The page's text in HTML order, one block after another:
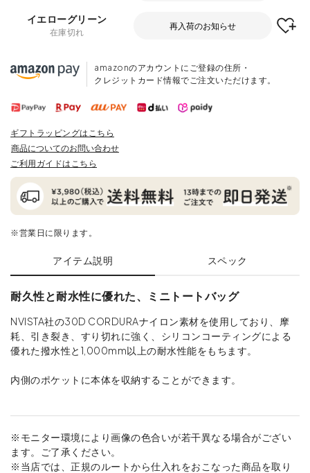
イエローグリーン
在庫切れ
再入荷のお知らせ
amazonのアカウントにご登録の住所・
クレジットカード情報でご注文いただけます。
ギフトラッピングはこちら
商品についてのお問い合わせ
ご利用ガイドはこちら
※営業日に限ります。
アイテム説明 スペック
耐久性と耐水性に優れた、ミニトートバッグ
NVISTA社の30D CORDURAナイロン素材を使用しており、摩
耗、引き裂き、すり切れに強く、シリコンコーティングによる
優れた撥水性と1,000mm以上の耐水性能をもちます。
内側のポケットに本体を収納することができます。
※モニター環境により画像の色合いが若干異なる場合がござい
ます。ご了承ください。
※当店では、正規のルートから仕入れをおこなった商品を取り